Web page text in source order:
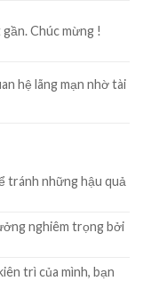
Chúc mừng !
hệ lãng mạn nhờ tài
tránh những hậu quả
nghiêm trọng bởi
trì của mình, bạn